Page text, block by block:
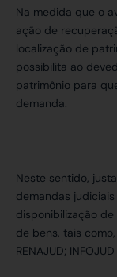
Na medida que o
ação de
localização de
possibilita ao
patrimônio para
demanda.
Neste sentido,
demandas
disponibilização
de bens, tais
RENAJUD;